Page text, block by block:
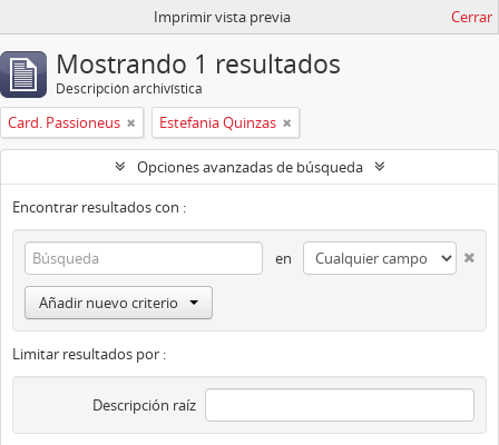
Imprimir vista previa Cerrar
Mostrando 1 resultados
Descripción archivística
Card. Passioneus Estefania Quinzas
Opciones avanzadas de búsqueda
Encontrar resultados con :
en
Añadir nuevo criterio
Limitar resultados por :
Descripción raíz